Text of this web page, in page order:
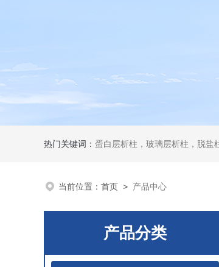
热门关键词： 蛋白层析柱，玻璃层析柱，脱盐
当前位置： 首页 > 产品中心
产品分类